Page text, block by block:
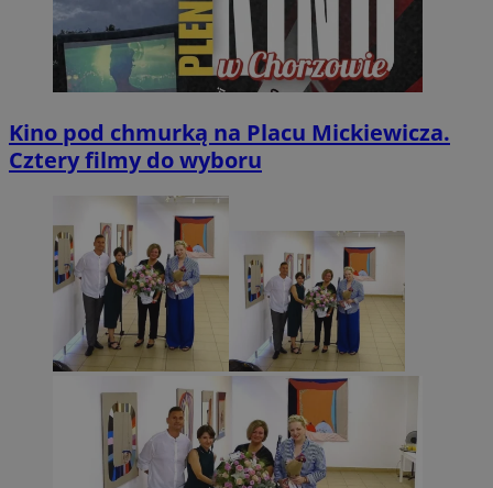
Kino pod chmurką na Placu Mickiewicza.
Cztery filmy do wyboru